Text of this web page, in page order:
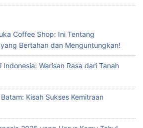
Coffee Shop: Ini Tentang
Bertahan dan Menguntungkan!
Warisan Rasa dari Tanah
Kisah Sukses Kemitraan